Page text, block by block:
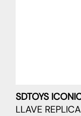
SDTOYS
LLAVE